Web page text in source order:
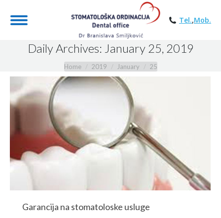
Tel.,Mob.
Daily Archives: January 25, 2019
You are here:
Home 2019 January 25
Garancija na stomatoloske usluge